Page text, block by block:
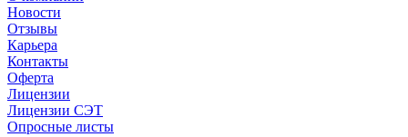
Новости
Отзывы
Карьера
Контакты
Оферта
Лицензии
Лицензии СЭТ
Опросные листы